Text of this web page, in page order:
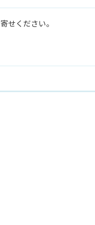
せください。